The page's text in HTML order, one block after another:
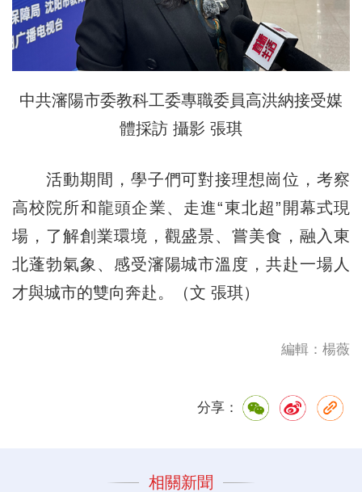
中共瀋陽市委教科工委專職委員高洪納接受媒
體採訪 攝影 張琪
活動期間，學子們可對接理想崗位，考察
高校院所和龍頭企業、走進“東北超”開幕式現
場，了解創業環境，觀盛景、嘗美食，融入東
北蓬勃氣象、感受瀋陽城市溫度，共赴一場人
才與城市的雙向奔赴。（文 張琪）
編輯：楊薇
分享：
相關新聞